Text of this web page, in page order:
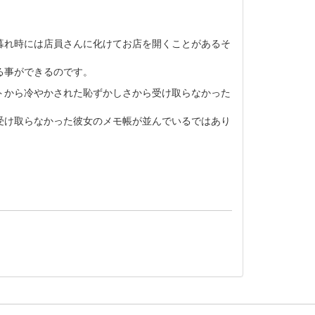
時には店員さんに化けてお店を開くことがあるそ
ができるのです。
ら冷やかされた恥ずかしさから受け取らなかった
らなかった彼女のメモ帳が並んでいるではあり